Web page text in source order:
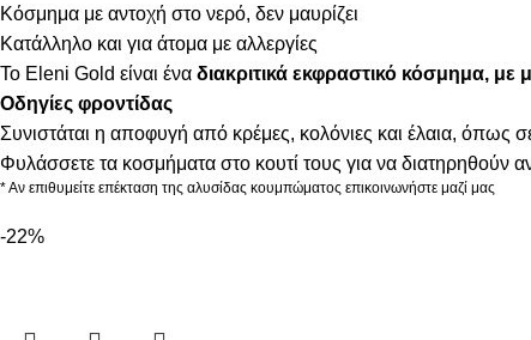
Κόσμημα με αντοχή στο νερό, δεν μαυρίζει
Κατάλληλο και για άτομα με αλλεργίες
Το Eleni Gold είναι ένα διακριτικά εκφραστικό κόσμημα, με
Οδηγίες φροντίδας
Συνιστάται η αποφυγή από κρέμες, κολόνιες και έλαια, όπως
Φυλάσσετε τα κοσμήματα στο κουτί τους για να διατηρηθούν
* Αν επιθυμείτε επέκταση της αλυσίδας κουμπώματος επικοινωνήστε μαζί μας
-22%